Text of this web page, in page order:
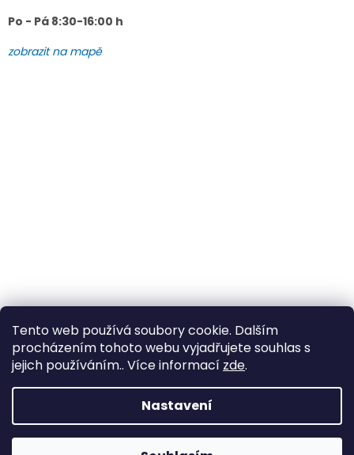
Tento web používá soubory cookie. Dalším
procházením tohoto webu vyjadřujete souhlas s
jejich používáním.. Více informací zde.
Nastavení
Po - Pá 8:30-16:00 h
zobrazit na mapě
Vytvořil Shoptet
Copyright 2026YachtNet shop. Všechna práva